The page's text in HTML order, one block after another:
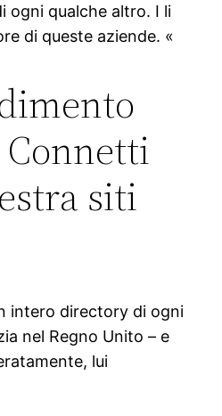
ogni qualche altro. I li
di queste aziende. «
siti
intero directory di ogni
nel Regno Unito – e
lui